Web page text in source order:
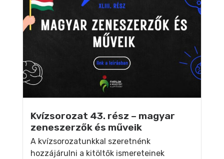
Kvízsorozat 43. rész – magyar
zeneszerzők és műveik
A kvízsorozatunkkal szeretnénk
hozzájárulni a kitöltők ismereteinek